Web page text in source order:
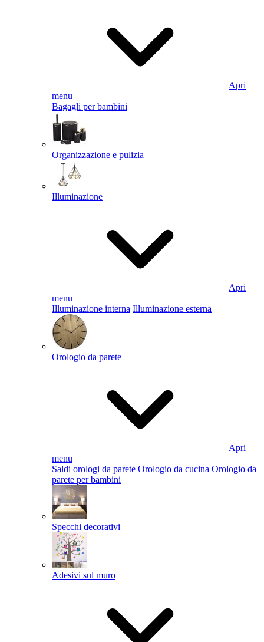
Apri
menu
Bagagli per bambini
Organizzazione e pulizia
Illuminazione
Apri
menu
Illuminazione interna Illuminazione esterna
Orologio da parete
Apri
menu
Saldi orologi da parete Orologio da cucina Orologio da
parete per bambini
Specchi decorativi
Adesivi sul muro